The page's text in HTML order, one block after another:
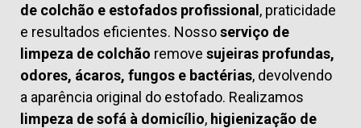
de colchão e estofados profissional, praticidade
e resultados eficientes. Nossoserviço de
limpeza de colchão remove sujeiras profundas,
odores, ácaros, fungos e bactérias, devolvendo
a aparência original do estofado. Realizamos
limpeza de sofá à domicílio, higienização de